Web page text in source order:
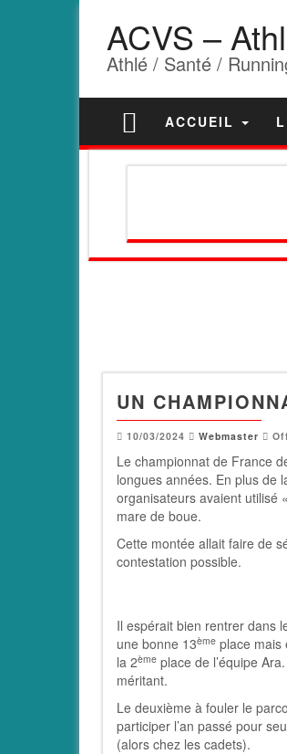
ACVS –
Athlé / Santé /
ACCUEIL
UN
10/03/2024 Webmaster
Le championnat de France
longues années. En plus de
organisateurs avaient utilisé «
mare de boue.
Cette montée allait faire de
contestation possible.
Il espérait bien rentrer dans
une bonne 13ème place mais
la 2ème place de l’équipe
méritant.
Le deuxième à fouler le
participer l’an passé pour
(alors chez les cadets).